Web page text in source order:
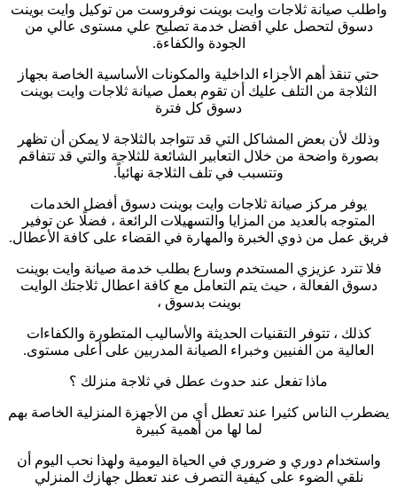
واطلب صيانة ثلاجات وايت بوينت نوفروست من توكيل وايت بوينت
دسوق لتحصل علي افضل خدمة تصليح علي مستوى عالي من
الجودة والكفاءة.
حتي تنقذ أهم الأجزاء الداخلية والمكونات الأساسية الخاصة بجهاز
الثلاجة من التلف عليك أن تقوم بعمل صيانة ثلاجات وايت بوينت
دسوق كل فترة
وذلك لأن بعض المشاكل التي قد تتواجد بالثلاجة لا يمكن أن تظهر
بصورة واضحة من خلال التعابير الشائعة للثلاجة والتي قد تتفاقم
وتتسبب في تلف الثلاجة نهائياً.
يوفر مركز صيانة ثلاجات وايت بوينت دسوق أفضل الخدمات
المتوجه بالعديد من المزايا والتسهيلات الرائعة ، فضلًا عن توفير
فريق عمل من ذوي الخبرة والمهارة في القضاء على كافة الأعطال.
فلا تترد عزيزي المستخدم وسارع بطلب خدمة صيانة وايت بوينت
دسوق الفعالة ، حيث يتم التعامل مع كافة اعطال ثلاجتك الوايت
بوينت بدسوق ،
كذلك ، تتوفر التقنيات الحديثة والأساليب المتطورة والكفاءات
العالية من الفنيين وخبراء الصيانة المدربين على أعلى مستوى.
ماذا تفعل عند حدوث عطل في ثلاجة منزلك ؟
يضطرب الناس كثيرا عند تعطل أي من الأجهزة المنزلية الخاصة بهم
لما لها من أهمية كبيرة
واستخدام دوري و ضروري في الحياة اليومية ولهذا نحب اليوم أن
نلقي الضوء على كيفية التصرف عند تعطل جهازك المنزلي